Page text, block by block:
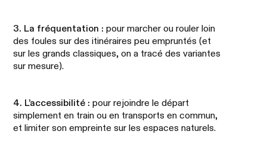
3. La fréquentation : pour marcher ou rouler loin
des foules sur des itinéraires peu empruntés (et
sur les grands classiques, on a tracé des variantes
sur mesure).
4. L’accessibilité : pour rejoindre le départ
simplement en train ou en transports en commun,
et limiter son empreinte sur les espaces naturels.